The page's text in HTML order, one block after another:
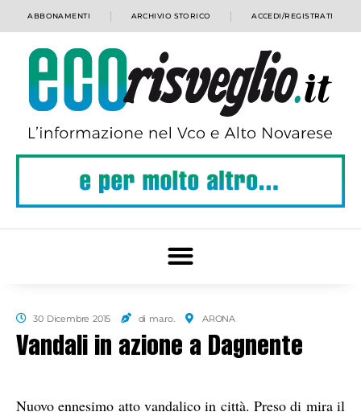
ABBONAMENTI ARCHIVIO STORICO ACCEDI/REGISTRATI
30 Dicembre 2015 di ma.ro. ARONA
Vandali in azione a Dagnente
Nuovo ennesimo atto vandalico in città. Preso di mira il